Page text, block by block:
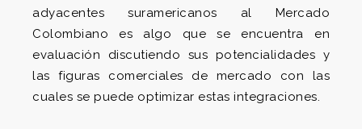
adyacentes suramericanos al Mercado
Colombiano es algo que se encuentra en
evaluación discutiendo sus potencialidades y
las figuras comerciales de mercado con las
cuales se puede optimizar estas integraciones.